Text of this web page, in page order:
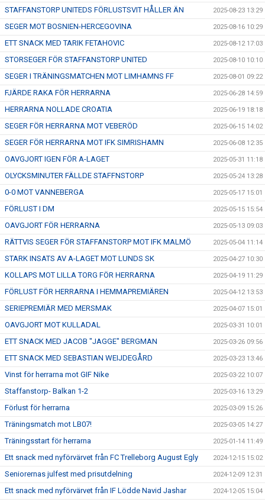
STAFFANSTORP UNITEDS FÖRLUSTSVIT HÅLLER ÄN 2025-08-23 13:29
SEGER MOT BOSNIEN-HERCEGOVINA 2025-08-16 10:29
ETT SNACK MED TARIK FETAHOVIC 2025-08-12 17:03
STORSEGER FÖR STAFFANSTORP UNITED 2025-08-10 10:10
SEGER I TRÄNINGSMATCHEN MOT LIMHAMNS FF 2025-08-01 09:22
FJÄRDE RAKA FÖR HERRARNA 2025-06-28 14:59
HERRARNA NOLLADE CROATIA 2025-06-19 18:18
SEGER FÖR HERRARNA MOT VEBERÖD 2025-06-15 14:02
SEGER FÖR HERRARNA MOT IFK SIMRISHAMN 2025-06-08 12:35
OAVGJORT IGEN FÖR A-LAGET 2025-05-31 11:18
OLYCKSMINUTER FÄLLDE STAFFNSTORP 2025-05-24 13:28
0-0 MOT VANNEBERGA 2025-05-17 15:01
FÖRLUST I DM 2025-05-15 15:54
OAVGJORT FÖR HERRARNA 2025-05-13 09:03
RÄTTVIS SEGER FÖR STAFFANSTORP MOT IFK MALMÖ 2025-05-04 11:14
STARK INSATS AV A-LAGET MOT LUNDS SK 2025-04-27 10:30
KOLLAPS MOT LILLA TORG FÖR HERRARNA 2025-04-19 11:29
FÖRLUST FÖR HERRARNA I HEMMAPREMIÄREN 2025-04-12 13:53
SERIEPREMIÄR MED MERSMAK 2025-04-07 15:01
OAVGJORT MOT KULLADAL 2025-03-31 10:01
ETT SNACK MED JACOB "JAGGE" BERGMAN 2025-03-26 09:56
ETT SNACK MED SEBASTIAN WEIJDEGÅRD 2025-03-23 13:46
Vinst för herrarna mot GIF Nike 2025-03-22 10:07
Staffanstorp- Balkan 1-2 2025-03-16 13:29
Förlust för herrarna 2025-03-09 15:26
Träningsmatch mot LB07! 2025-03-05 14:27
Träningsstart för herrarna 2025-01-14 11:49
Ett snack med nyförvärvet från FC Trelleborg August Egly 2024-12-15 15:02
Seniorernas julfest med prisutdelning 2024-12-09 12:31
Ett snack med nyförvärvet från IF Lödde Navid Jashar 2024-12-05 15:04